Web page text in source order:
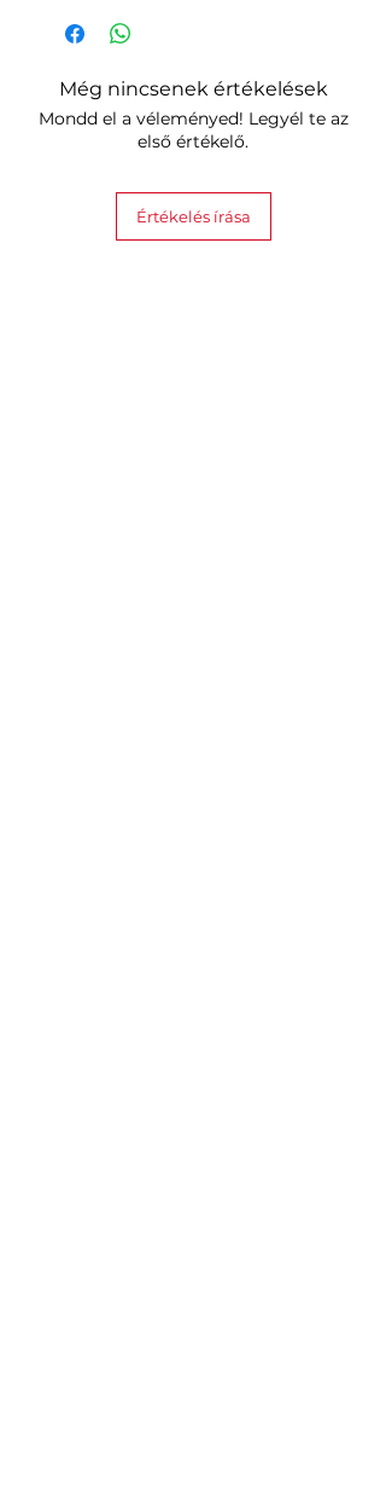
Még nincsenek értékelések
Mondd el a véleményed! Legyél te az
első értékelő.
Értékelés írása